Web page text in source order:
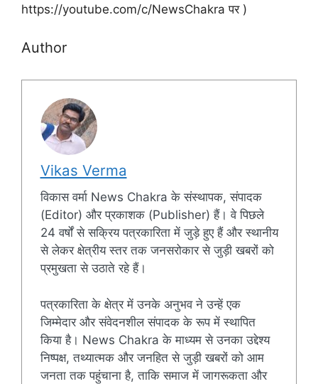
https://youtube.com/c/NewsChakra पर )
Author
Vikas Verma
विकास वर्मा News Chakra के संस्थापक, संपादक
(Editor) और प्रकाशक (Publisher) हैं। वे पिछले
24 वर्षों से सक्रिय पत्रकारिता में जुड़े हुए हैं और स्थानीय
से लेकर क्षेत्रीय स्तर तक जनसरोकार से जुड़ी खबरों को
प्रमुखता से उठाते रहे हैं।
पत्रकारिता के क्षेत्र में उनके अनुभव ने उन्हें एक
जिम्मेदार और संवेदनशील संपादक के रूप में स्थापित
किया है। News Chakra के माध्यम से उनका उद्देश्य
निष्पक्ष, तथ्यात्मक और जनहित से जुड़ी खबरों को आम
जनता तक पहुंचाना है, ताकि समाज में जागरूकता और